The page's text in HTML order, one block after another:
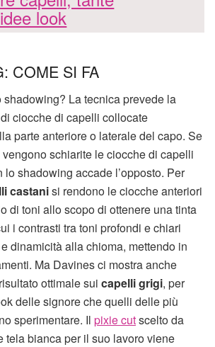
look
COME SI FA
shadowing? La tecnica prevede la
ciocche di capelli collocate
parte anteriore o laterale del capo. Se
vengono schiarite le ciocche di capelli
lo shadowing accade l’opposto. Per
castanisi rendono le ciocche anteriori
di toni allo scopo di ottenere una tinta
i contrasti tra toni profondi e chiari
dinamicità alla chioma, mettendo in
Ma Davines ci mostra anche
ottimale sui capelli grigi, per
delle signore che quelli delle più
sperimentare. Il pixie cutscelto da
tela bianca per il suo lavoro viene